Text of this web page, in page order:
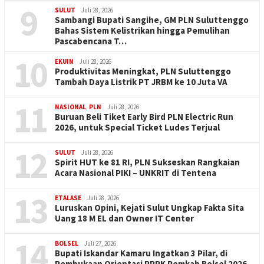
9 SULUT Juli 28, 2026
Sambangi Bupati Sangihe, GM PLN Suluttenggo
Bahas Sistem Kelistrikan hingga Pemulihan
Pascabencana T…
10 EKUIN Juli 28, 2026
Produktivitas Meningkat, PLN Suluttenggo
Tambah Daya Listrik PT JRBM ke 10 Juta VA
11 NASIONAL, PLN Juli 28, 2026
Buruan Beli Tiket Early Bird PLN Electric Run
2026, untuk Special Ticket Ludes Terjual
12 SULUT Juli 28, 2026
Spirit HUT ke 81 RI, PLN Sukseskan Rangkaian
Acara Nasional PIKI – UNKRIT di Tentena
13 ETALASE Juli 28, 2026
Luruskan Opini, Kejati Sulut Ungkap Fakta Sita
Uang 18 M EL dan Owner IT Center
BOLSEL Juli 27, 2026
Bupati Iskandar Kamaru Ingatkan 3 Pilar, di